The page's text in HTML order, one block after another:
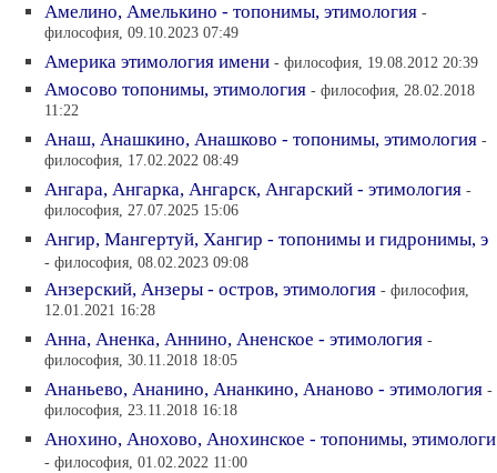
Амелино, Амелькино - топонимы, этимология -
философия, 09.10.2023 07:49
Америка этимология имени - философия, 19.08.2012 20:39
Амосово топонимы, этимология - философия, 28.02.2018
11:22
Анаш, Анашкино, Анашково - топонимы, этимология -
философия, 17.02.2022 08:49
Ангара, Ангарка, Ангарск, Ангарский - этимология -
философия, 27.07.2025 15:06
Ангир, Мангертуй, Хангир - топонимы и гидронимы, э
- философия, 08.02.2023 09:08
Анзерский, Анзеры - остров, этимология - философия,
12.01.2021 16:28
Анна, Аненка, Аннино, Аненское - этимология -
философия, 30.11.2018 18:05
Ананьево, Ананино, Ананкино, Ананово - этимология -
философия, 23.11.2018 16:18
Анохино, Анохово, Анохинское - топонимы, этимологи
- философия, 01.02.2022 11:00